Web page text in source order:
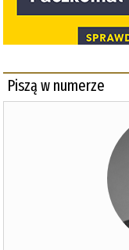
Piszą w numerze